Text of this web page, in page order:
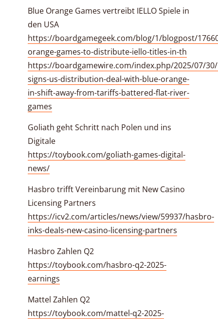
Blue Orange Games vertreibt IELLO Spiele in
den USA
https://boardgamegeek.com/blog/1/blogpost/
orange-games-to-distribute-iello-titles-in-th
https://boardgamewire.com/index.php/2025/07/
signs-us-distribution-deal-with-blue-orange-
in-shift-away-from-tariffs-battered-flat-river-
games
Goliath geht Schritt nach Polen und ins
Digitale
https://toybook.com/goliath-games-digital-
news/
Hasbro trifft Vereinbarung mit New Casino
Licensing Partners
https://icv2.com/articles/news/view/59937/hasbro-
inks-deals-new-casino-licensing-partners
Hasbro Zahlen Q2
https://toybook.com/hasbro-q2-2025-
earnings
Mattel Zahlen Q2
https://toybook.com/mattel-q2-2025-